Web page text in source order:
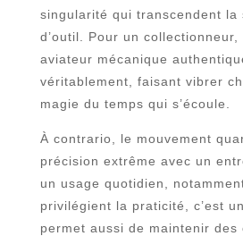
singularité qui transcendent la
d’outil. Pour un collectionneur,
aviateur mécanique
véritablement, faisant vibrer
magie du temps qui s’écoule.
À contrario, le mouvement
précision extrême avec un
un usage quotidien,
privilégient la praticité, c’est
permet aussi de maintenir des